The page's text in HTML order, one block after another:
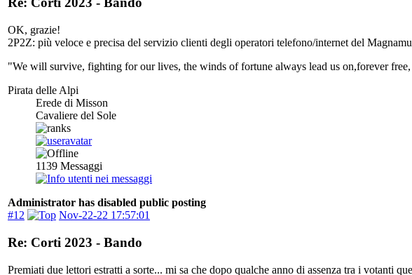
OK, grazie!
2P2Z: più veloce e precisa del servizio clienti degli operatori telefono/internet del
"We will survive, fighting for our lives, the winds of fortune always lead us on,forever free,
Pirata delle Alpi
Erede di Misson
Cavaliere del Sole
1139 Messaggi
Administrator has disabled public posting
#12
Nov-22-22 17:57:01
Re: Corti 2023 - Bando
Premiati due lettori estratti a sorte... mi sa che dopo qualche anno di assenza tra i votanti